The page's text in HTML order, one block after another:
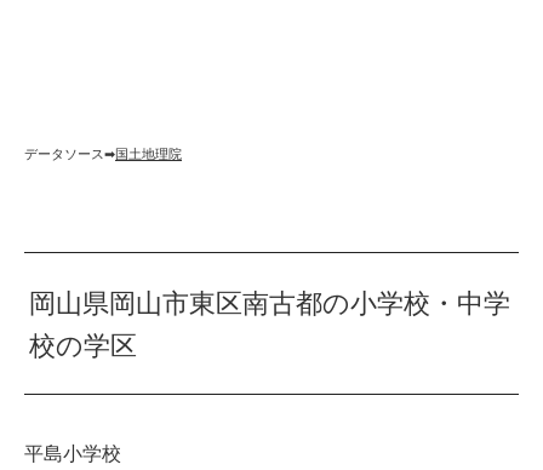
データソース➡︎国土地理院
岡山県岡山市東区南古都の小学校・中学
校の学区
平島小学校